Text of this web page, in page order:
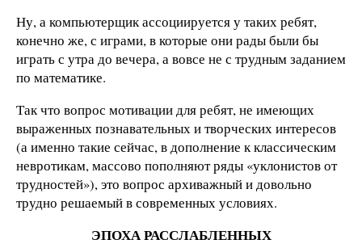
Ну, а компьютерщик ассоциируется у таких ребят,
конечно же, с играми, в которые они рады были бы
играть с утра до вечера, а вовсе не с трудным заданием
по математике.
Так что вопрос мотивации для ребят, не имеющих
выраженных познавательных и творческих интересов
(а именно такие сейчас, в дополнение к классическим
невротикам, массово пополняют ряды «уклонистов от
трудностей»), это вопрос архиважный и довольно
трудно решаемый в современных условиях.
ЭПОХА РАССЛАБЛЕННЫХ